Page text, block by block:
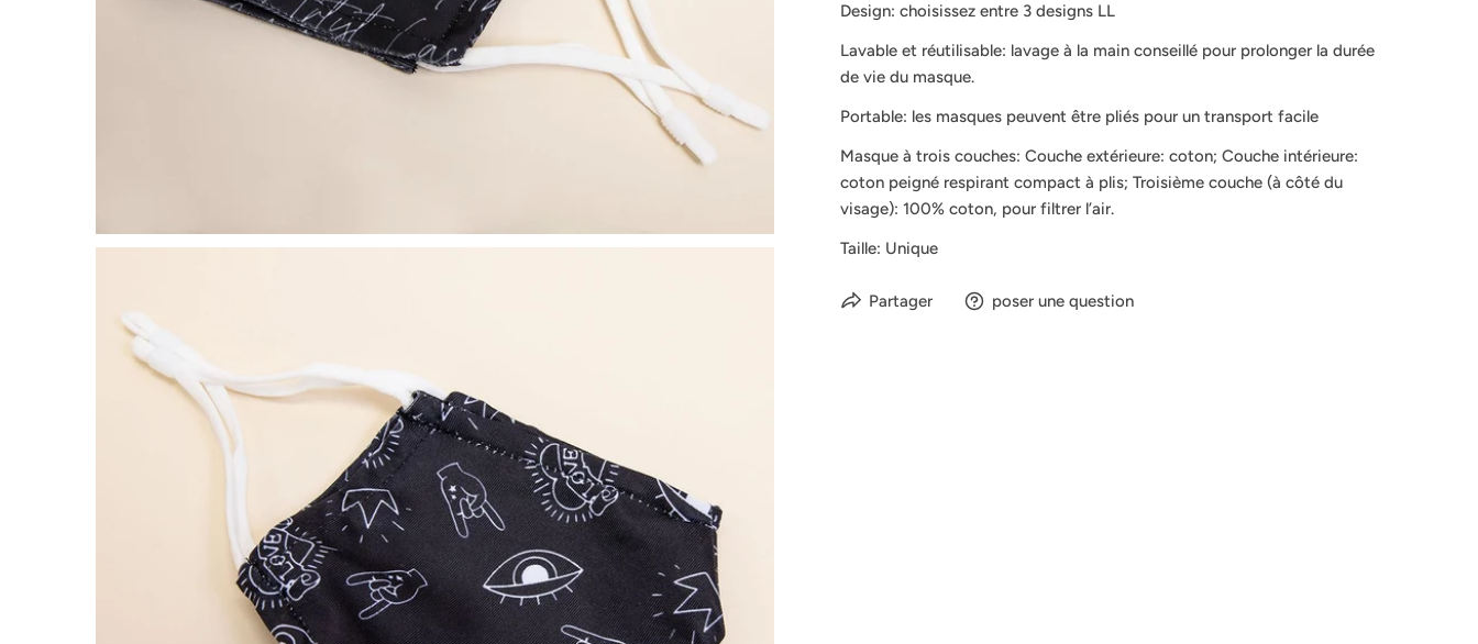
OUVRIR LE MÉDIA DANS LA VUE GALERIE
Design: choisissez entre 3 designs LL
Lavable et réutilisable: lavage à la main conseillé pour prolonger la durée
de vie du masque.
Portable: les masques peuvent être pliés pour un transport facile
Masque à trois couches: Couche extérieure: coton; Couche intérieure:
coton peigné respirant compact à plis; Troisième couche (à côté du
visage): 100% coton, pour filtrer l’air.
Taille: Unique
Partager poser une question